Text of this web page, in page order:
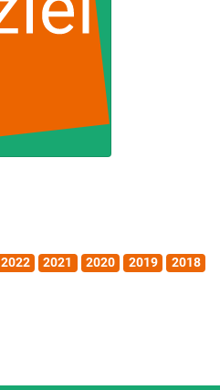
2022 2021 2020 2019
2018